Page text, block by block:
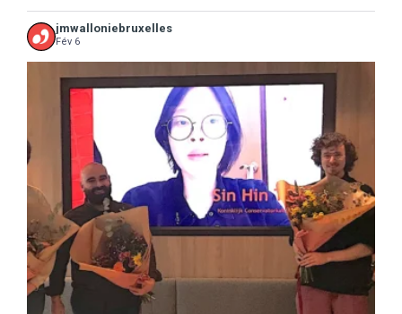
jmwalloniebruxelles
Fév 6
Semaine de la Musique belge, suite et fin avec le ...